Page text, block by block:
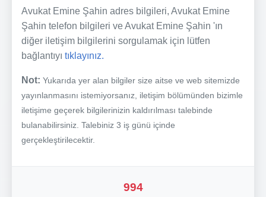
Avukat Emine Şahin adres bilgileri, Avukat Emine
Şahin telefon bilgileri ve Avukat Emine Şahin 'ın
diğer iletişim bilgilerini sorgulamak için lütfen
bağlantıyı tıklayınız.
Not: Yukarıda yer alan bilgiler size aitse ve web sitemizde
yayınlanmasını istemiyorsanız, iletişim bölümünden bizimle
iletişime geçerek bilgilerinizin kaldırılması talebinde
bulanabilirsiniz. Talebiniz 3 iş günü içinde
gerçekleştirilecektir.
994